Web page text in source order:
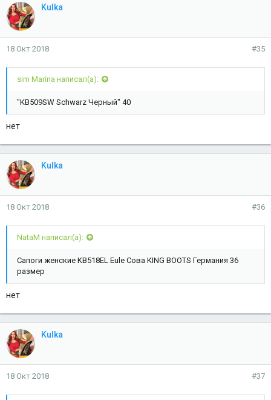
Kulka
18 Окт 2018 #35
sim Marina написал(а):
"KB509SW Schwarz Черный" 40
нет
Kulka
18 Окт 2018 #36
NataM написал(а):
Сапоги женские KB518EL Eule Сова KING BOOTS Германия 36
размер
нет
Kulka
18 Окт 2018 #37